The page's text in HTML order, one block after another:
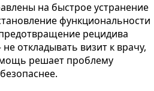
на быстрое устранение
функциональности
рецидива
откладывать визит к врачу,
решает проблему